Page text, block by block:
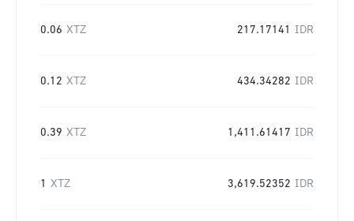
0.06 XTZ 217.17141 IDR
0.12 XTZ 434.34282 IDR
0.39 XTZ 1,411.61417 IDR
1 XTZ 3,619.52352 IDR